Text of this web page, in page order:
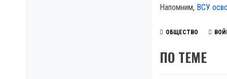
Напомним, ВСУ
ОБЩЕСТВО
ПО ТЕМЕ